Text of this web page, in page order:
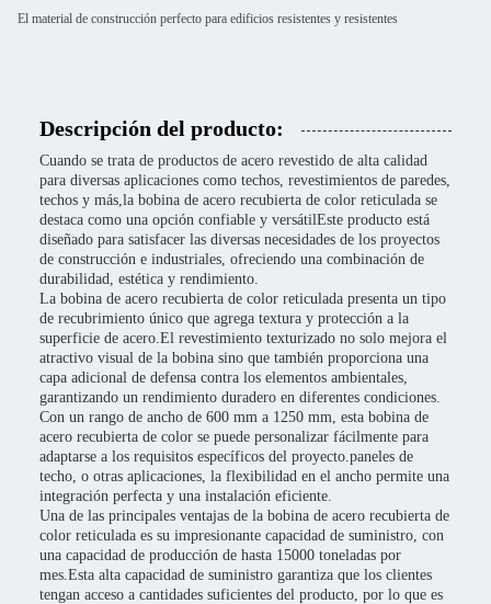
El material de construcción perfecto para edificios resistentes y resistentes
Descripción del producto:
Cuando se trata de productos de acero revestido de alta calidad
para diversas aplicaciones como techos, revestimientos de paredes,
techos y más,la bobina de acero recubierta de color reticulada se
destaca como una opción confiable y versátilEste producto está
diseñado para satisfacer las diversas necesidades de los proyectos
de construcción e industriales, ofreciendo una combinación de
durabilidad, estética y rendimiento.
La bobina de acero recubierta de color reticulada presenta un tipo
de recubrimiento único que agrega textura y protección a la
superficie de acero.El revestimiento texturizado no solo mejora el
atractivo visual de la bobina sino que también proporciona una
capa adicional de defensa contra los elementos ambientales,
garantizando un rendimiento duradero en diferentes condiciones.
Con un rango de ancho de 600 mm a 1250 mm, esta bobina de
acero recubierta de color se puede personalizar fácilmente para
adaptarse a los requisitos específicos del proyecto.paneles de
techo, o otras aplicaciones, la flexibilidad en el ancho permite una
integración perfecta y una instalación eficiente.
Una de las principales ventajas de la bobina de acero recubierta de
color reticulada es su impresionante capacidad de suministro, con
una capacidad de producción de hasta 15000 toneladas por
mes.Esta alta capacidad de suministro garantiza que los clientes
tengan acceso a cantidades suficientes del producto, por lo que es